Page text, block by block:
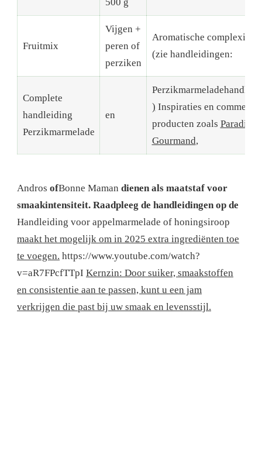
500 g
Fruitmix
Vijgen +
peren of
perziken
Aromatische complexiteit
(zie handleidingen:
Complete
handleiding
Perzikmarmelade
en
) Inspiraties en
producten zoals Paradis
Gourmand,
Andros ofBonne Maman dienen als maatstaf voor
smaakintensiteit. Raadpleeg de handleidingen op de
Handleiding voor appelmarmelade of honingsiroop
maakt het mogelijk om in 2025 extra ingrediënten toe
te voegen. https://www.youtube.com/watch?
v=aR7FPcfTTpI Kernzin: Door suiker, smaakstoffen
en consistentie aan te passen, kunt u een jam
verkrijgen die past bij uw smaak en levensstijl.